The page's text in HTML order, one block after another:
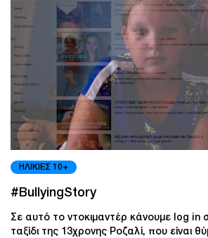
ΗΛΙΚΙΕΣ 10+
#BullyingStory
Σε αυτό το ντοκιμαντέρ κάνουμε log in
ταξίδι της 13χρονης Ροζαλί, που είναι